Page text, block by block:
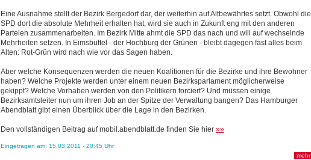
Eine Ausnahme stellt der Bezirk Bergedorf dar, der weiterhin auf Altbewährtes setzt. Obwohl die
SPD dort die absolute Mehrheit erhalten hat, wird sie auch in Zukunft eng mit den anderen
Parteien zusammenarbeiten. Im Bezirk Mitte ahmt die SPD das nach und will auf wechselnde
Mehrheiten setzen. In Eimsbüttel - der Hochburg der Grünen - bleibt dagegen fast alles beim
Alten: Rot-Grün wird nach wie vor das Sagen haben.
Aber welche Konsequenzen werden die neuen Koalitionen für die Bezirke und ihre Bewohner
haben? Welche Projekte werden unter einem neuen Bezirksparlament möglicherweise
gekippt? Welche Vorhaben werden von den Politikern forciert? Und müssen einige
Bezirksamtsleiter nun um ihren Job an der Spitze der Verwaltung bangen? Das Hamburger
Abendblatt gibt einen Überblick über die Lage in den Bezirken.
Den vollständigen Beitrag auf mobil.abendblatt.de finden Sie hier »»
Eingetragen am: 15.03.2011 - 20:45 Uhr
mehr